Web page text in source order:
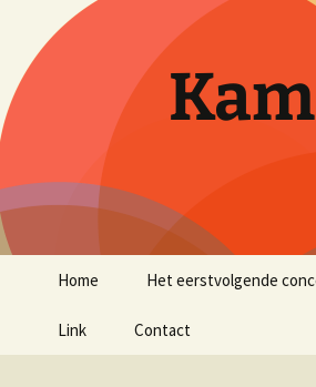
inhoud
Home Het eerstvolgende
Link Contact